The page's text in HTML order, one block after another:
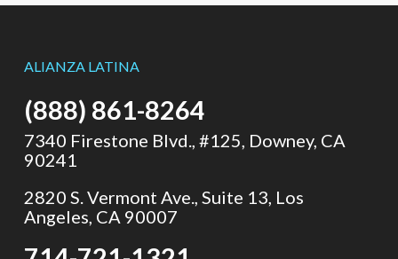
ALIANZA LATINA
(888) 861-8264
7340 Firestone Blvd., #125, Downey, CA
90241
2820 S. Vermont Ave., Suite 13, Los
Angeles, CA 90007